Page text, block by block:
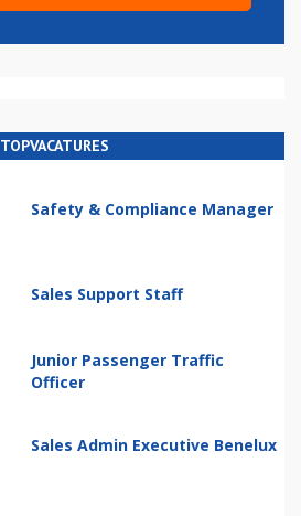
TOPVACATURES
Safety & Compliance Manager
Sales Support Staff
Junior Passenger Traffic
Officer
Sales Admin Executive Benelux